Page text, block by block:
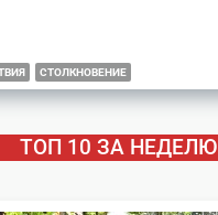
СТОЛКНОВЕНИЕ
ТОП 10 ЗА НЕДЕЛЮ